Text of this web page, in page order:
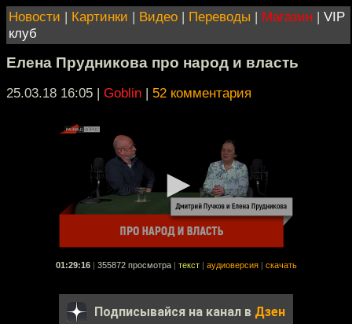
Новости | Картинки | Видео | Переводы | Магазин | VIP
клуб
Елена Прудникова про народ и власть
25.03.18 16:05 | Goblin | 52 комментария
01:29:16 355872 просмотра текст аудиоверсия скачать
Подписывайся на канал в Дзен